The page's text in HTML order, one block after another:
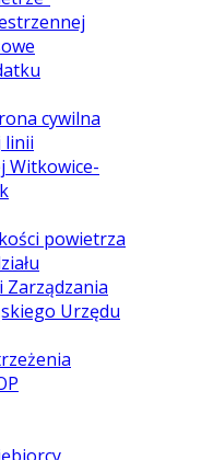
cywilna
linii
Witkowice-
powietrza
Zarządzania
Urzędu